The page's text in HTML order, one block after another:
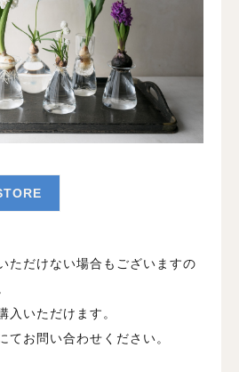
ただけない場合もございますの
いただけます。
てお問い合わせください。